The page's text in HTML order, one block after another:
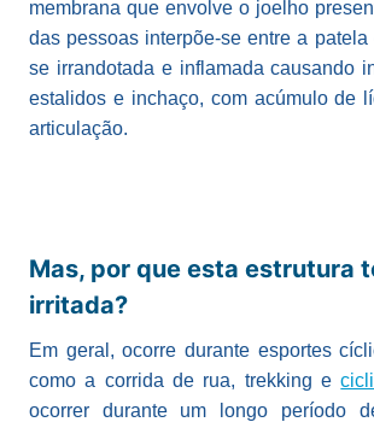
membrana que envolve o joelho
das pessoas interpõe-se entre a patela
se irrandotada e inflamada causando
estalidos e inchaço, com acúmulo de
articulação.
Mas, por que esta estrutura
irritada?
Em geral, ocorre durante esportes
como a corrida de rua, trekking e
ocorrer durante um longo período